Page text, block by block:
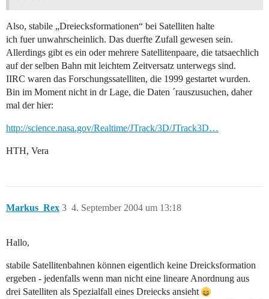
Also, stabile „Dreiecksformationen“ bei Satelliten halte
ich fuer unwahrscheinlich. Das duerfte Zufall gewesen sein.
Allerdings gibt es ein oder mehrere Satellitenpaare, die tatsaechlich
auf der selben Bahn mit leichtem Zeitversatz unterwegs sind.
IIRC waren das Forschungssatelliten, die 1999 gestartet wurden.
Bin im Moment nicht in dr Lage, die Daten ´rauszusuchen, daher
mal der hier:
http://science.nasa.gov/Realtime/JTrack/3D/JTrack3D…
HTH, Vera
Markus_Rex 4. September 2004 um 13:18
3
Hallo,
stabile Satellitenbahnen können eigentlich keine Dreicksformation
ergeben - jedenfalls wenn man nicht eine lineare Anordnung aus
drei Satelliten als Spezialfall eines Dreiecks ansieht